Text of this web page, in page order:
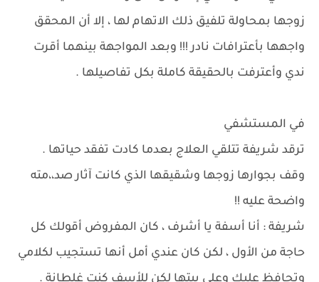
زوجها بمحاولة تلفيق ذلك الاتهام لها ، إلا أن المحقق
واجهها بأعترافات نادر !!! وبعد المواجهة بينهما أقرت
ندي وأعترفت بالحقيقة كاملة بكل تفاصيلها .
في المستشفي
ترقد شريفة تتلقي العلاج بعدما كادت تفقد حياتها .
وقف بجوارها زوجها وشقيقها الذي كانت آثار صد،،مته
واضحة عليه !!
شريفة : أنا أسفة يا أشرف ، كان المفروض أقولك كل
حاجة من الأول ، لكن كان عندي أمل أنها تستجيب لكلامي
وتحافظ عليك وعلي بيتها لكن للأسف كنت غلطانة .